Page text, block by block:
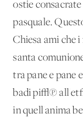
ostie
pasquale.
Chiesa ami che
santa
tra pane e pane
badi pi√π
in quell'anima